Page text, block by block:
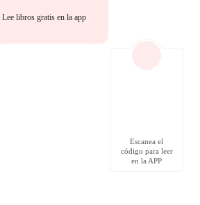
Lee libros gratis en la app
Escanea el
código para leer
en la APP